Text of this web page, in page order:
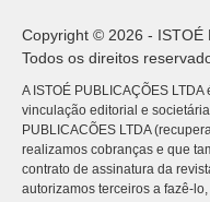
Copyright © 2026 - ISTOÉ
Todos os direitos
A ISTOÉ PUBLICAÇÕES
vinculação editorial e
PUBLICACÕES LTDA
realizamos cobranças e que
contrato de assinatura da
autorizamos terceiros a fazê-